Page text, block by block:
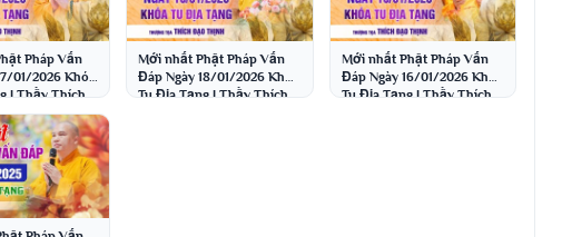
Pháp Vấn
01/2026 Khóa
| Thầy Thích
Mới nhất Phật Pháp Vấn
Đáp Ngày 18/01/2026 Khóa
Tu Địa Tạng | Thầy Thích
Mới nhất Phật Pháp Vấn
Đáp Ngày 16/01/2026 Khóa
Tu Địa Tạng | Thầy Thích